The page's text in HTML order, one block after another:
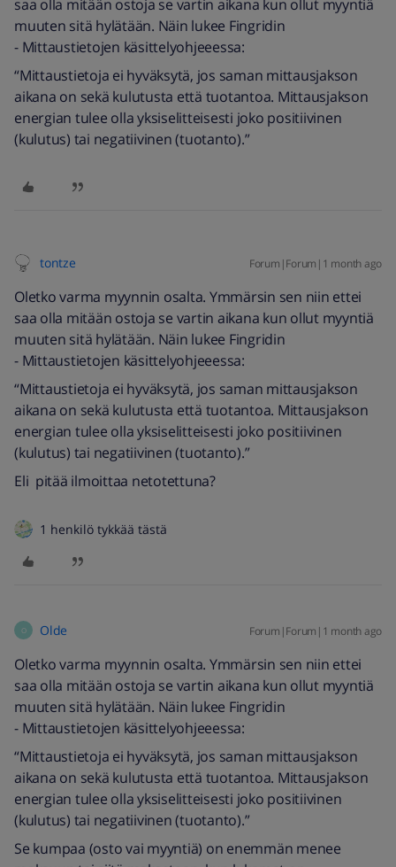
saa olla mitään ostoja se vartin aikana kun ollut myyntiä
muuten sitä hylätään. Näin lukee Fingridin
- Mittaustietojen käsittelyohjeeessa:
“Mittaustietoja ei hyväksytä, jos saman mittausjakson
aikana on sekä kulutusta että tuotantoa. Mittausjakson
energian tulee olla yksiselitteisesti joko positiivinen
(kulutus) tai negatiivinen (tuotanto).”
tontze Forum|Forum|1 month ago
Oletko varma myynnin osalta. Ymmärsin sen niin ettei
saa olla mitään ostoja se vartin aikana kun ollut myyntiä
muuten sitä hylätään. Näin lukee Fingridin
- Mittaustietojen käsittelyohjeeessa:
“Mittaustietoja ei hyväksytä, jos saman mittausjakson
aikana on sekä kulutusta että tuotantoa. Mittausjakson
energian tulee olla yksiselitteisesti joko positiivinen
(kulutus) tai negatiivinen (tuotanto).”
Eli pitää ilmoittaa netotettuna?
1 henkilö tykkää tästä
O Olde Forum|Forum|1 month ago
Oletko varma myynnin osalta. Ymmärsin sen niin ettei
saa olla mitään ostoja se vartin aikana kun ollut myyntiä
muuten sitä hylätään. Näin lukee Fingridin
- Mittaustietojen käsittelyohjeeessa:
“Mittaustietoja ei hyväksytä, jos saman mittausjakson
aikana on sekä kulutusta että tuotantoa. Mittausjakson
energian tulee olla yksiselitteisesti joko positiivinen
(kulutus) tai negatiivinen (tuotanto).”
Se kumpaa (osto vai myyntiä) on enemmän menee